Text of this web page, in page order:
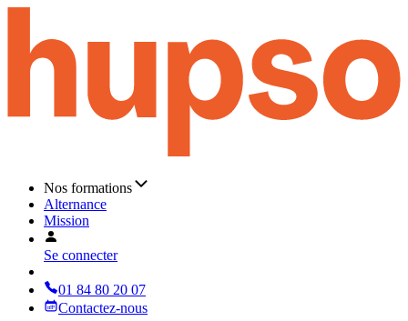
Nos formations
Alternance
Mission
Se connecter
01 84 80 20 07
Contactez-nous